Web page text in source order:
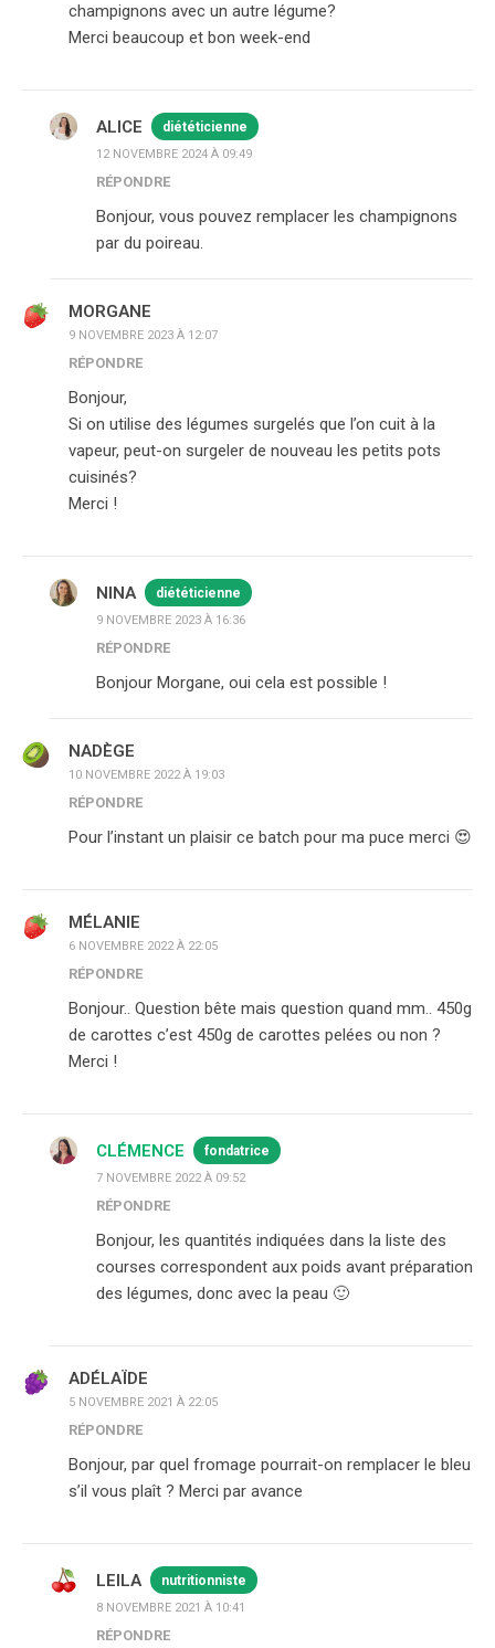
champignons avec un autre légume?
Merci beaucoup et bon week-end
ALICE diététicienne
12 NOVEMBRE 2024 À 09:49
RÉPONDRE
Bonjour, vous pouvez remplacer les champignons
par du poireau.
MORGANE
9 NOVEMBRE 2023 À 12:07
RÉPONDRE
Bonjour,
Si on utilise des légumes surgelés que l’on cuit à la
vapeur, peut-on surgeler de nouveau les petits pots
cuisinés?
Merci !
NINA diététicienne
9 NOVEMBRE 2023 À 16:36
RÉPONDRE
Bonjour Morgane, oui cela est possible !
NADÈGE
10 NOVEMBRE 2022 À 19:03
RÉPONDRE
Pour l’instant un plaisir ce batch pour ma puce merci 😍
MÉLANIE
6 NOVEMBRE 2022 À 22:05
RÉPONDRE
Bonjour.. Question bête mais question quand mm.. 450g
de carottes c’est 450g de carottes pelées ou non ?
Merci !
CLÉMENCE fondatrice
7 NOVEMBRE 2022 À 09:52
RÉPONDRE
Bonjour, les quantités indiquées dans la liste des
courses correspondent aux poids avant préparation
des légumes, donc avec la peau 🙂
ADÉLAÏDE
5 NOVEMBRE 2021 À 22:05
RÉPONDRE
Bonjour, par quel fromage pourrait-on remplacer le bleu
s’il vous plaît ? Merci par avance
LEILA nutritionniste
8 NOVEMBRE 2021 À 10:41
RÉPONDRE